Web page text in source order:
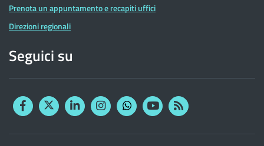
Prenota un appuntamento e recapiti uffici
Direzioni regionali
Seguici su
FacebookTwitterLinkedinInstagram
YouTubeRSS